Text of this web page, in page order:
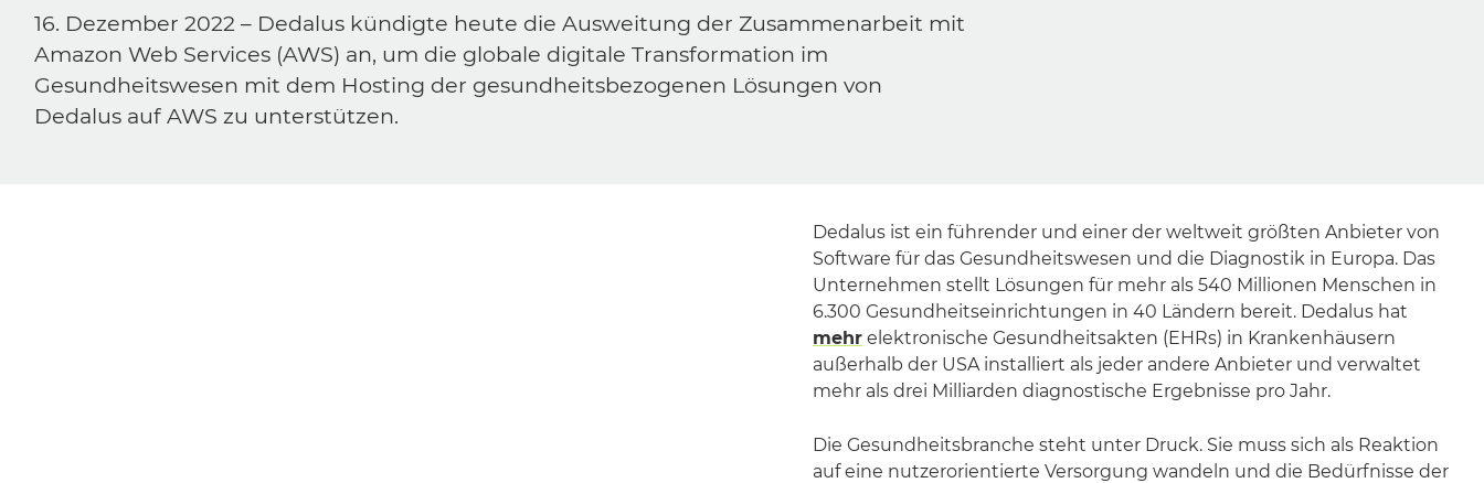
16. Dezember 2022 – Dedalus kündigte heute die Ausweitung der Zusammenarbeit mit
Amazon Web Services (AWS) an, um die globale digitale Transformation im
Gesundheitswesen mit dem Hosting der gesundheitsbezogenen Lösungen von
Dedalus auf AWS zu unterstützen.
Dedalus ist ein führender und einer der weltweit größten Anbieter von
Software für das Gesundheitswesen und die Diagnostik in Europa. Das
Unternehmen stellt Lösungen für mehr als 540 Millionen Menschen in
6.300 Gesundheitseinrichtungen in 40 Ländern bereit. Dedalus hat
mehr elektronische Gesundheitsakten (EHRs) in Krankenhäusern
außerhalb der USA installiert als jeder andere Anbieter und verwaltet
mehr als drei Milliarden diagnostische Ergebnisse pro Jahr.
Die Gesundheitsbranche steht unter Druck. Sie muss sich als Reaktion
auf eine nutzerorientierte Versorgung wandeln und die Bedürfnisse der